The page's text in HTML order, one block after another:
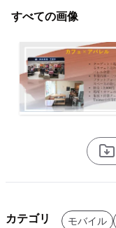
すべての画像
カテゴリ モバイル